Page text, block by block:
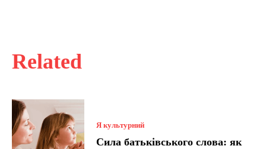
Related
Я культурний
Сила батьківського слова: як